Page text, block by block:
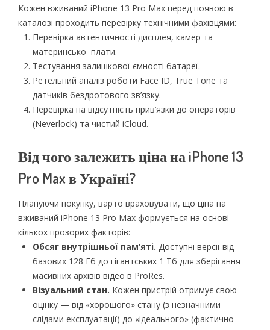
Кожен вживаний iPhone 13 Pro Max перед появою в
каталозі проходить перевірку технічними фахівцями:
Перевірка автентичності дисплея, камер та
материнської плати.
Тестування залишкової ємності батареї.
Ретельний аналіз роботи Face ID, True Tone та
датчиків бездротового зв’язку.
Перевірка на відсутність прив’язки до операторів
(Neverlock) та чистий iCloud.
Від чого залежить ціна на iPhone 13
Pro Max в Україні?
Плануючи покупку, варто враховувати, що ціна на
вживаний iPhone 13 Pro Max формується на основі
кількох прозорих факторів:
Обсяг внутрішньої пам’яті. Доступні версії від
базових 128 Гб до гігантських 1 Тб для зберігання
масивних архівів відео в ProRes.
Візуальний стан. Кожен пристрій отримує свою
оцінку — від «хорошого» стану (з незначними
слідами експлуатації) до «ідеального» (фактично